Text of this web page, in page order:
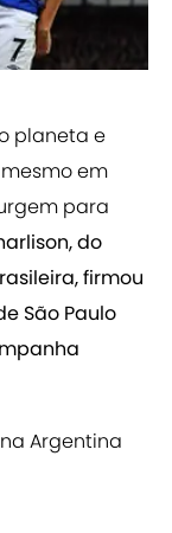
planeta e
em
para
do
firmou
São Paulo
Argentina